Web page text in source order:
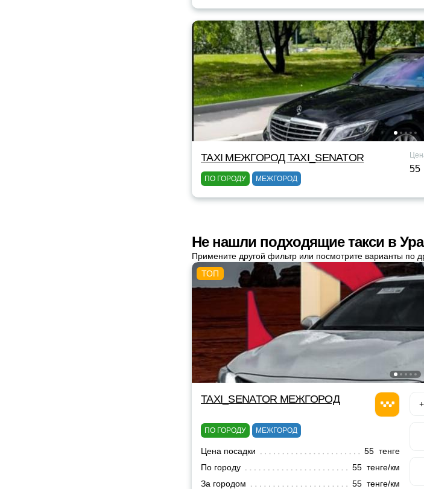
TAXI МЕЖГОРОД TAXI_SENATOR
ПО ГОРОДУ МЕЖГОРОД
55
Не нашли подходящие такси в
Примените другой фильтр или посмотрите варианты по
TAXI_SENATOR МЕЖГОРОД
ПО ГОРОДУ МЕЖГОРОД
Цена посадки
55 тенге
По городу
55 тенге/км
За городом
55 тенге/км